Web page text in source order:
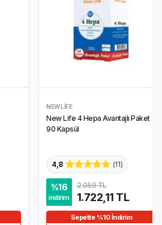
NEW LIFE
New Life 4 Hepa Avantajlı Paket
90 Kapsül
4,8 (11)
%16
indirim
2.059 TL
1.722,11 TL
Sepette %10 İndirim